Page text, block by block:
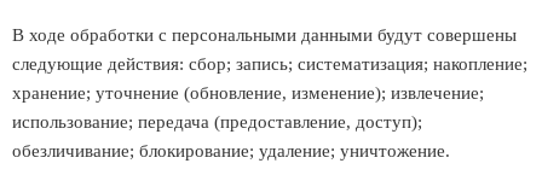
В ходе обработки с персональными данными будут совершены
следующие действия: сбор; запись; систематизация; накопление;
хранение; уточнение (обновление, изменение); извлечение;
использование; передача (предоставление, доступ);
обезличивание; блокирование; удаление; уничтожение.